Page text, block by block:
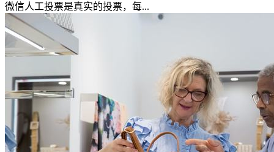
微信人工投票是真实的投票，每...